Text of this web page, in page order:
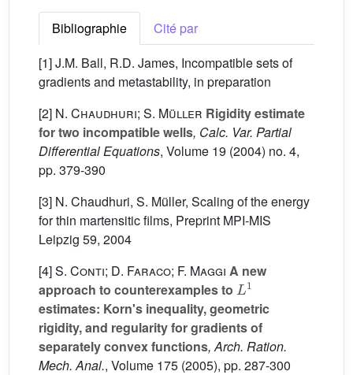
Bibliographie
Cité par
[1] J.M. Ball, R.D. James, Incompatible sets of
gradients and metastability, in preparation
[2] N. Chaudhuri; S. Müller Rigidity estimate
for two incompatible wells, Calc. Var. Partial
Differential Equations, Volume 19 (2004) no. 4,
pp. 379-390
[3] N. Chaudhuri, S. Müller, Scaling of the energy
for thin martensitic films, Preprint MPI-MIS
Leipzig 59, 2004
[4]S. Conti; D. Faraco; F. Maggi A new
approach to counterexamples to
L1
estimates: Korn's inequality, geometric
rigidity, and regularity for gradients of
separately convex functions, Arch. Ration.
Mech. Anal., Volume 175 (2005), pp. 287-300